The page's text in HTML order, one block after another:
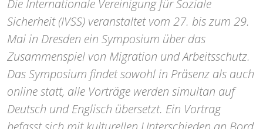
Die Internationale Vereinigung für Soziale
Sicherheit (IVSS) veranstaltet vom 27. bis zum 29.
Mai in Dresden ein Symposium über das
Zusammenspiel von Migration und Arbeitsschutz.
Das Symposium findet sowohl in Präsenz als auch
online statt, alle Vorträge werden simultan auf
Deutsch und Englisch übersetzt. Ein Vortrag